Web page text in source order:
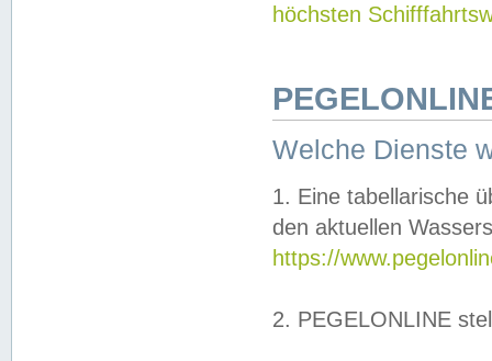
höchsten
Welche Dienste
1. Eine tabellarische
den aktuellen
https://
2. PEGELONLINE